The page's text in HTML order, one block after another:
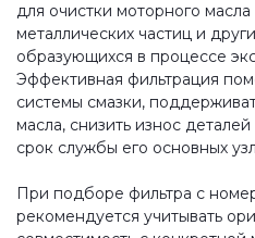
для очистки моторного
металлических частиц и
образующихся в процессе
Эффективная фильтрация
системы смазки,
масла, снизить износ
срок службы его основных
При подборе фильтра с
рекомендуется учитывать